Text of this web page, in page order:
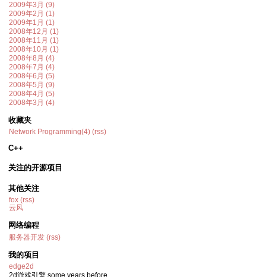
2009年3月 (9)
2009年2月 (1)
2009年1月 (1)
2008年12月 (1)
2008年11月 (1)
2008年10月 (1)
2008年8月 (4)
2008年7月 (4)
2008年6月 (5)
2008年5月 (9)
2008年4月 (5)
2008年3月 (4)
收藏夹
Network Programming(4) (rss)
C++
关注的开源项目
其他关注
fox (rss)
云风
网络编程
服务器开发 (rss)
我的项目
edge2d
2d游戏引擎 some years before